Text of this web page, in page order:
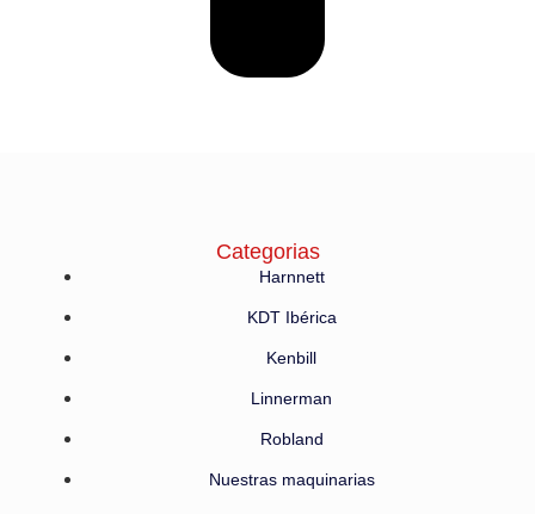
Categorias
Harnnett
KDT Ibérica
Kenbill
Linnerman
Robland
Nuestras maquinarias